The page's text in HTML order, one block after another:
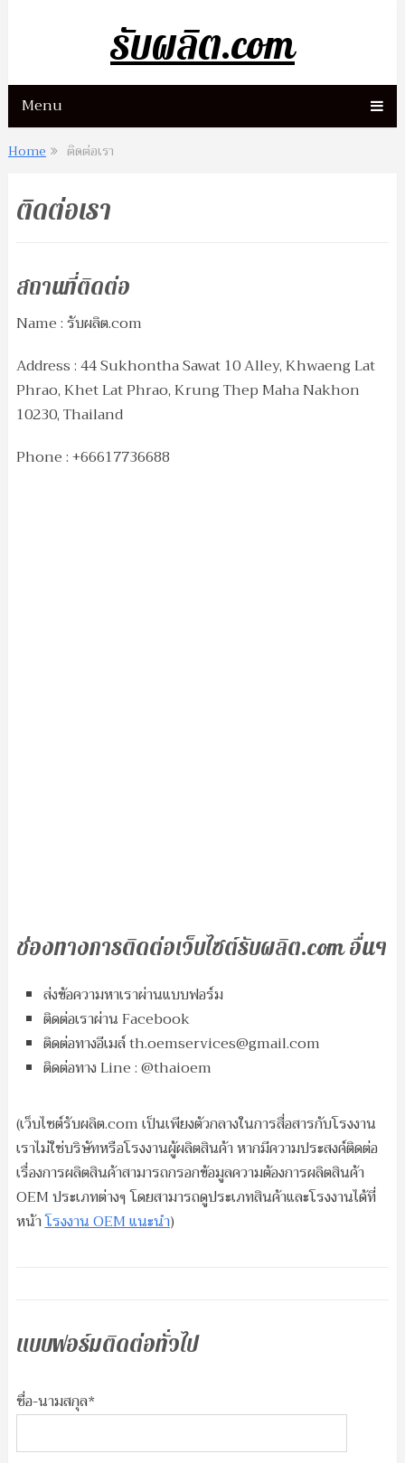
รับผลิต.com
Menu
Home ติดต่อเรา
ติดต่อเรา
สถานที่ติดต่อ
Name : รับผลิต.com
Address : 44 Sukhontha Sawat 10 Alley, Khwaeng Lat
Phrao, Khet Lat Phrao, Krung Thep Maha Nakhon
10230, Thailand
Phone : +66617736688
ช่องทางการติดต่อเว็บไซต์รับผลิต.com อื่นๆ
ส่งข้อความหาเราผ่านแบบฟอร์ม
ติดต่อเราผ่าน Facebook
ติดต่อทางอีเมล์th.oemservices@gmail.com
ติดต่อทาง Line : @thaioem
(เว็บไซต์รับผลิต.com เป็นเพียงตัวกลางในการสื่อสารกับโรงงาน
เราไม่ใช่บริษัทหรือโรงงานผู้ผลิตสินค้า หากมีความประสงค์ติดต่อ
เรื่องการผลิตสินค้าสามารถกรอกข้อมูลความต้องการผลิตสินค้า
OEM ประเภทต่างๆ โดยสามารถดูประเภทสินค้าและโรงงานได้ที่
หน้าโรงงาน OEM แนะนำ)
แบบฟอร์มติดต่อทั่วไป
ชื่อ-นามสกุล*